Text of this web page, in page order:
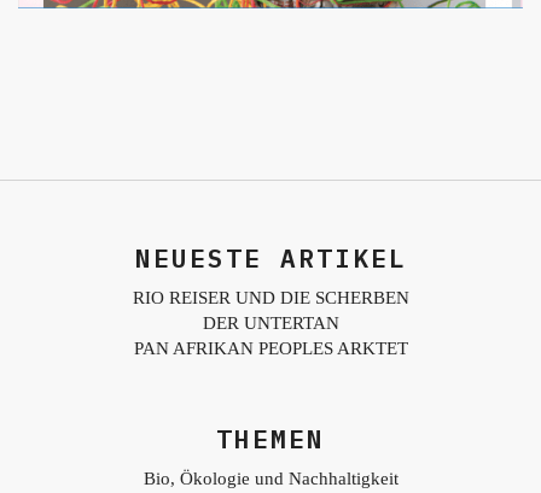
NEUESTE ARTIKEL
RIO REISER UND DIE SCHERBEN
DER UNTERTAN
PAN AFRIKAN PEOPLES ARKTET
THEMEN
Bio, Ökologie und Nachhaltigkeit